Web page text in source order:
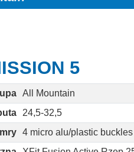
5
All Mountain
24,5-32,5
4 micro alu/plastic buckles